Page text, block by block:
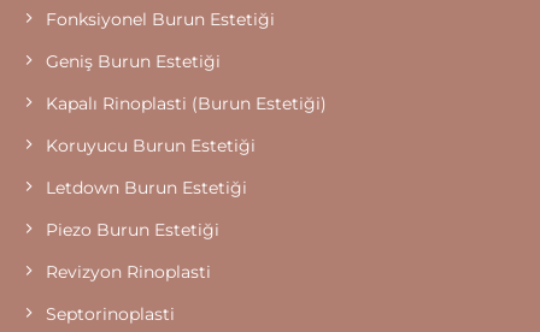
Fonksiyonel Burun Estetiği
Geniş Burun Estetiği
Kapalı Rinoplasti (Burun Estetiği)
Koruyucu Burun Estetiği
Letdown Burun Estetiği
Piezo Burun Estetiği
Revizyon Rinoplasti
Septorinoplasti